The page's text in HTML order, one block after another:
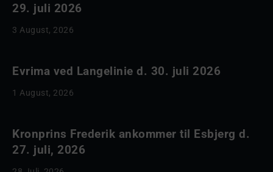
29. juli 2026
3 August, 2026
Evrima ved Langelinie d. 30. juli 2026
1 August, 2026
Kronprins Frederik ankommer til Esbjerg d.
27. juli, 2026